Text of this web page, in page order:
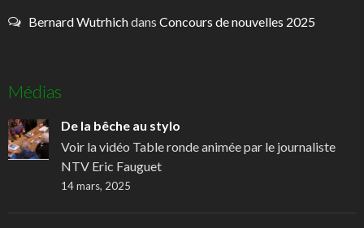
Bernard Wutrhichdans Concours de nouvelles 2025
Médias
De la bêche au stylo
Voir la vidéo Table ronde animée par le journaliste
NTV Eric Fauguet
14 mars, 2025